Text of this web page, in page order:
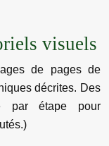
visuels
de pages de
décrites. Des
par étape pour